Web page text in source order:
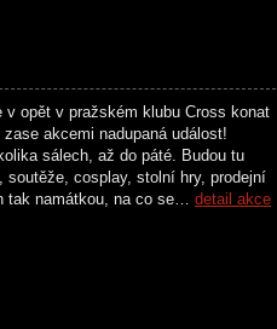
v opět v pražském klubu Cross konat
akcemi nadupaná událost!
sálech, až do páté. Budou tu
soutěže, cosplay, stolní hry, prodejní
tak namátkou, na co se… detail akce